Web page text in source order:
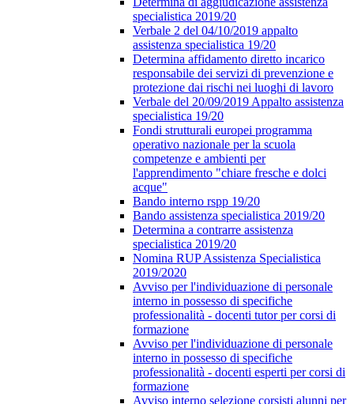
specialistica 2019/20
Verbale 2 del 04/10/2019 appalto
assistenza specialistica 19/20
Determina affidamento diretto incarico
responsabile dei servizi di prevenzione e
protezione dai rischi nei luoghi di lavoro
Verbale del 20/09/2019 Appalto assistenza
specialistica 19/20
Fondi strutturali europei programma
operativo nazionale per la scuola
competenze e ambienti per
l'apprendimento "chiare fresche e dolci
acque"
Bando interno rspp 19/20
Bando assistenza specialistica 2019/20
Determina a contrarre assistenza
specialistica 2019/20
Nomina RUP Assistenza Specialistica
2019/2020
Avviso per l'individuazione di personale
interno in possesso di specifiche
professionalità - docenti tutor per corsi di
formazione
Avviso per l'individuazione di personale
interno in possesso di specifiche
professionalità - docenti esperti per corsi di
formazione
Avviso interno selezione corsisti alunni per